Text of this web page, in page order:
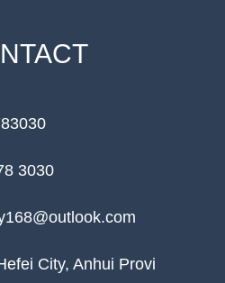
3030
City, Anhui Provi